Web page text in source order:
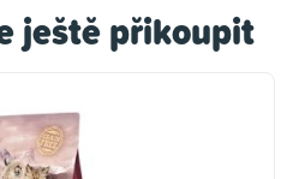
ještě přikoupit